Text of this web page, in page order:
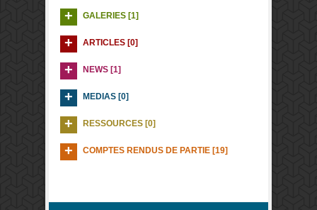
GALERIES [1]
ARTICLES [0]
NEWS [1]
MEDIAS [0]
RESSOURCES [0]
COMPTES RENDUS DE PARTIE [19]